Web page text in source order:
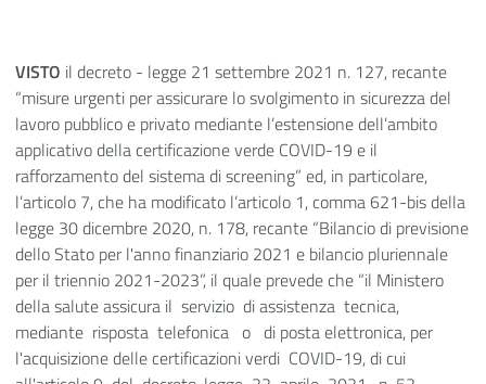
VISTO il decreto - legge 21 settembre 2021 n. 127, recante
“misure urgenti per assicurare lo svolgimento in sicurezza del
lavoro pubblico e privato mediante l’estensione dell’ambito
applicativo della certificazione verde COVID-19 e il
rafforzamento del sistema di screening” ed, in particolare,
l’articolo 7, che ha modificato l’articolo 1, comma 621-bis della
legge 30 dicembre 2020, n. 178, recante “Bilancio di previsione
dello Stato per l'anno finanziario 2021 e bilancio pluriennale
per il triennio 2021-2023”, il quale prevede che “il Ministero
della salute assicura il servizio di assistenza tecnica,
mediante risposta telefonica o di posta elettronica, per
l'acquisizione delle certificazioni verdi COVID-19, di cui